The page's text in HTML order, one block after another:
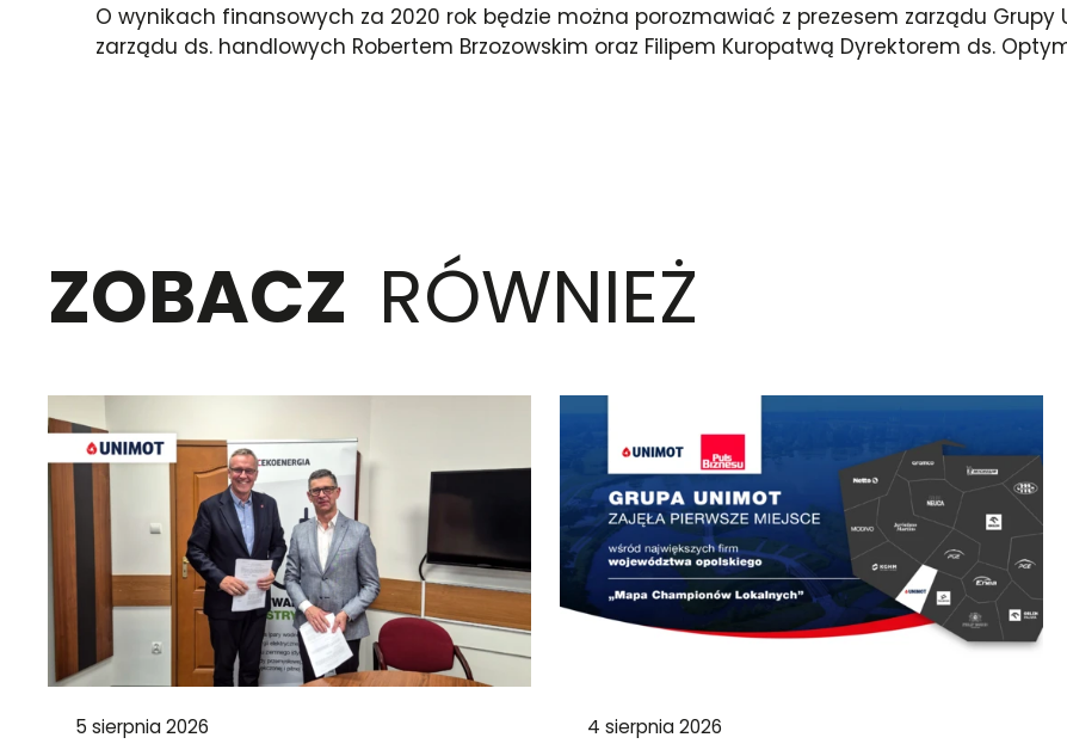
O wynikach finansowych za 2020 rok będzie można porozmawiać z prezesem zarządu Grupy
zarządu ds. handlowych Robertem Brzozowskim oraz Filipem Kuropatwą Dyrektorem ds.
ZOBACZ RÓWNIEŻ
5 sierpnia 2026 4 sierpnia 2026